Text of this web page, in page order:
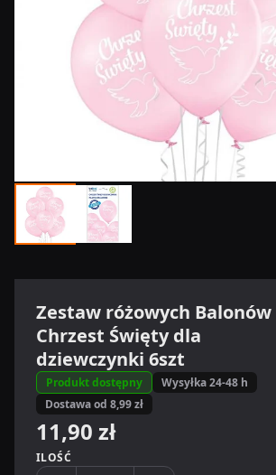
Zestaw różowych Balonów
Chrzest Święty dla
dziewczynki 6szt
Produkt dostępny
Wysyłka 24-48 h
Dostawa od 8,99 zł
11,90 zł
ILOŚĆ